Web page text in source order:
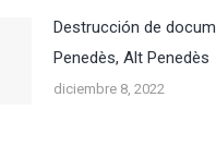
Destrucción de
Penedès, Alt Penedès
diciembre 8, 2022